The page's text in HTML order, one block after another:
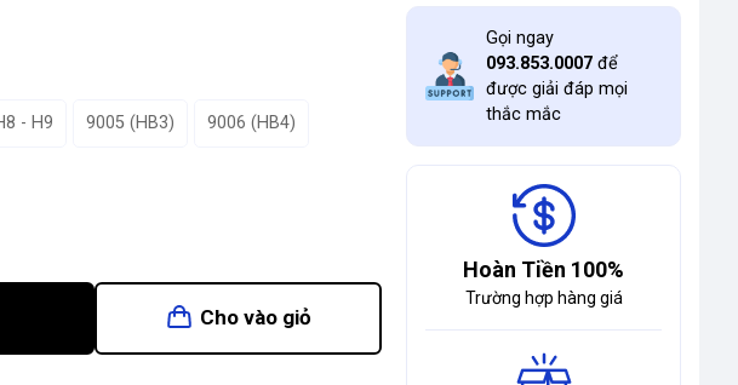
- H9 9005 (HB3) 9006 (HB4)
Cho vào giỏ
Gọi ngay
093.853.0007 để
được giải đáp mọi
thắc mắc
Hoàn Tiền 100%
Trường hợp hàng giá